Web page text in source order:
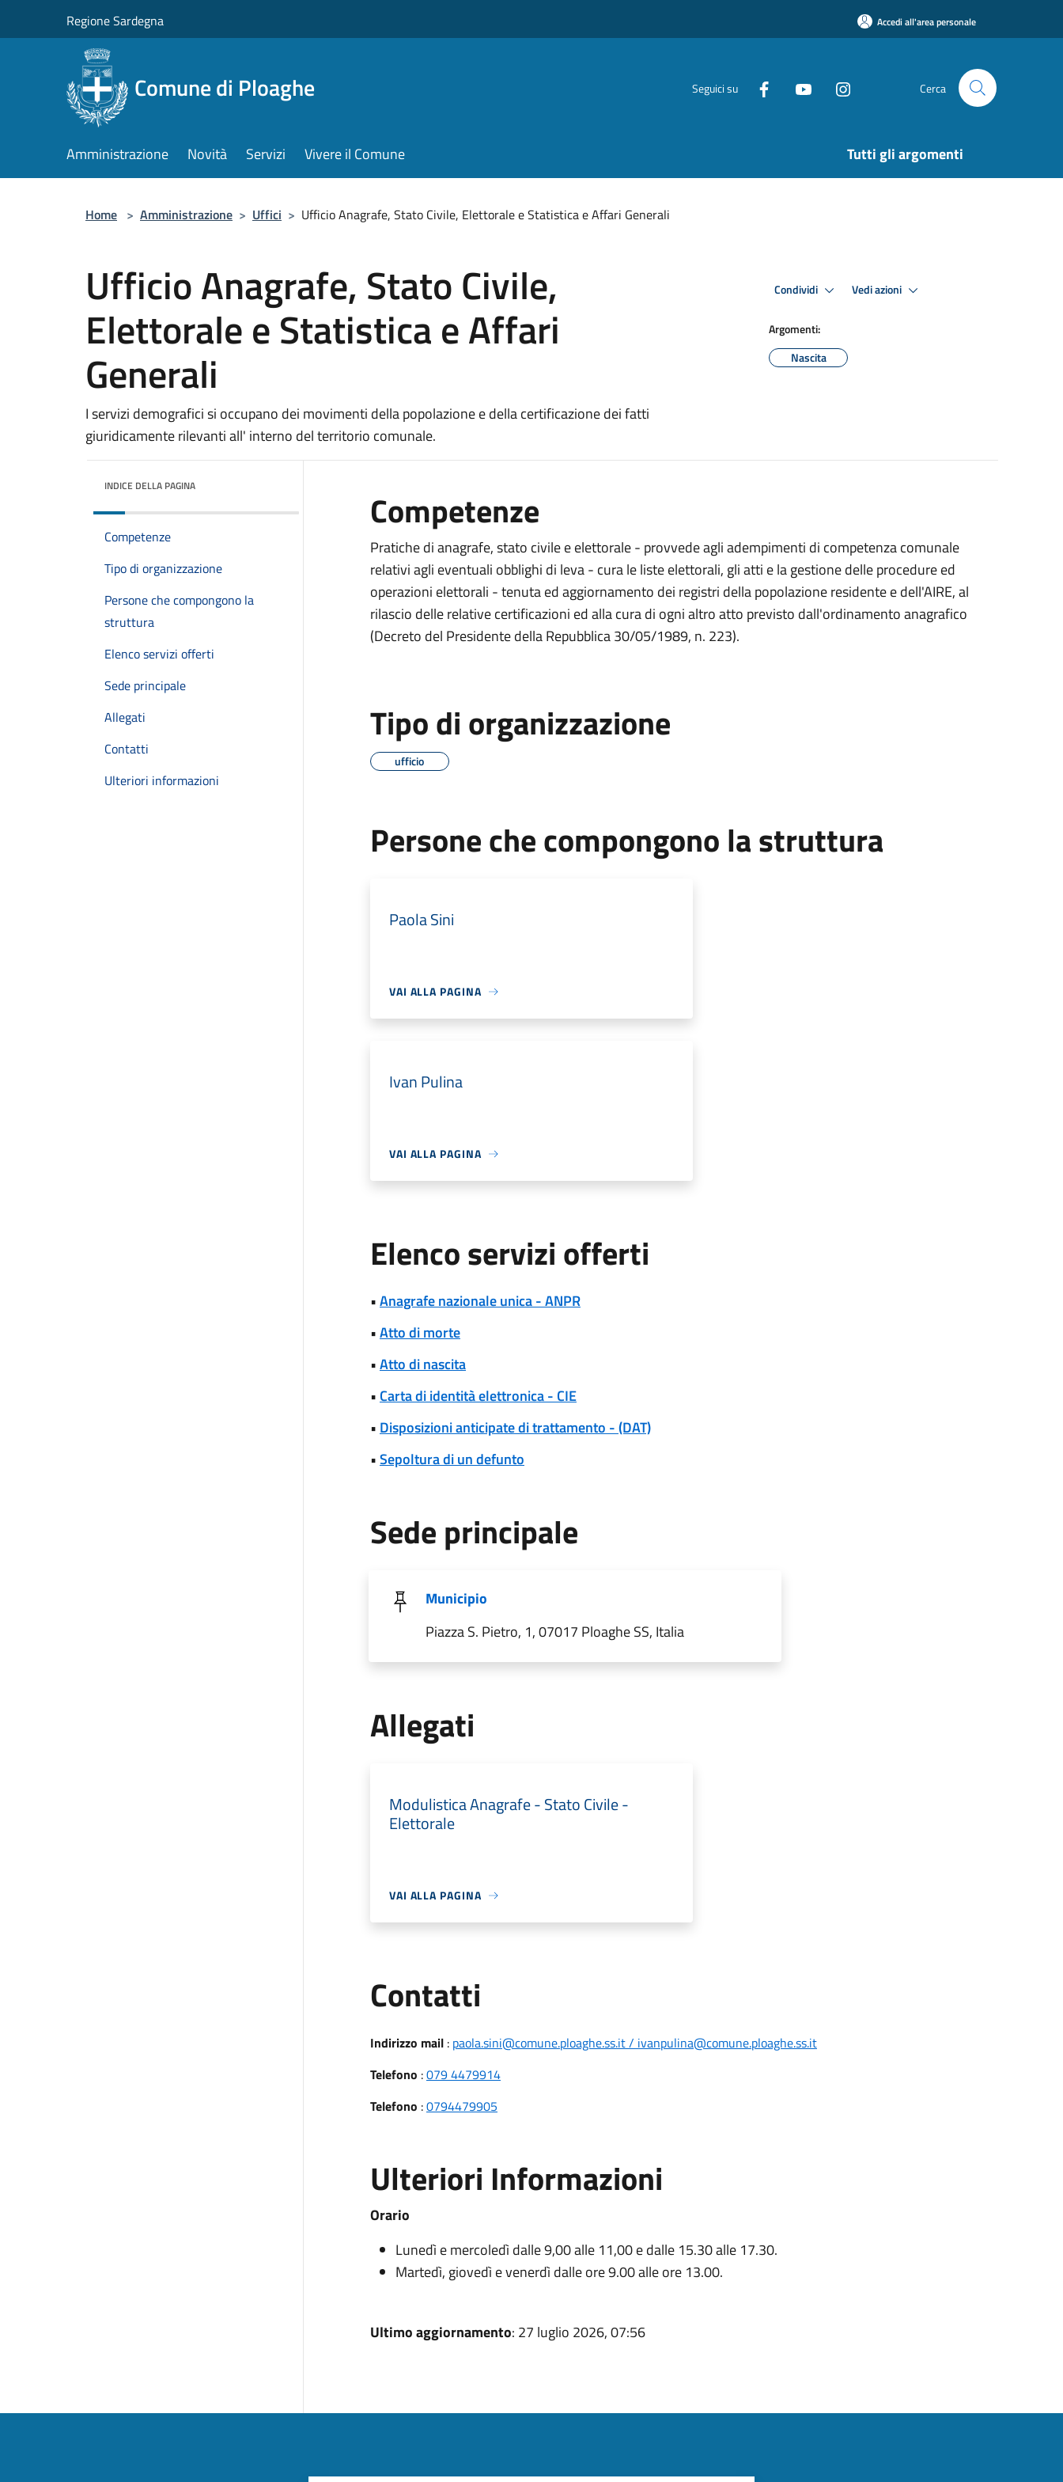
Regione Sardegna Accedi all'area personale
Comune di Ploaghe Seguici su Cerca
Amministrazione Novità Servizi Vivere il Comune Tutti gli argomenti
Home > Amministrazione > Uffici > Ufficio Anagrafe, Stato Civile, Elettorale e Statistica e Affari Generali
Ufficio Anagrafe, Stato Civile,
Elettorale e Statistica e Affari
Generali
I servizi demografici si occupano dei movimenti della popolazione e della certificazione dei fatti
giuridicamente rilevanti all' interno del territorio comunale.
Condividi Vedi azioni
Argomenti:
Nascita
INDICE DELLA PAGINA
Competenze
Tipo di organizzazione
Persone che compongono la
struttura
Elenco servizi offerti
Sede principale
Allegati
Contatti
Ulteriori informazioni
Competenze
Pratiche di anagrafe, stato civile e elettorale - provvede agli adempimenti di competenza comunale
relativi agli eventuali obblighi di leva - cura le liste elettorali, gli atti e la gestione delle procedure ed
operazioni elettorali - tenuta ed aggiornamento dei registri della popolazione residente e dell'AIRE, al
rilascio delle relative certificazioni ed alla cura di ogni altro atto previsto dall'ordinamento anagrafico
(Decreto del Presidente della Repubblica 30/05/1989, n. 223).
Tipo di organizzazione
ufficio
Persone che compongono la struttura
Paola Sini
VAI ALLA PAGINA
Ivan Pulina
VAI ALLA PAGINA
Elenco servizi offerti
•Anagrafe nazionale unica - ANPR
•Atto di morte
•Atto di nascita
• Carta di identità elettronica - CIE
• Disposizioni anticipate di trattamento - (DAT)
•Sepoltura di un defunto
Sede principale
Municipio
Piazza S. Pietro, 1, 07017 Ploaghe SS, Italia
Allegati
Modulistica Anagrafe - Stato Civile -
Elettorale
VAI ALLA PAGINA
Contatti
Indirizzo mail: paola.sini@comune.ploaghe.ss.it / ivanpulina@comune.ploaghe.ss.it
Telefono :079 4479914
Telefono :0794479905
Ulteriori Informazioni
Orario
Lunedì e mercoledì dalle 9,00 alle 11,00 e dalle 15.30 alle 17.30.
Martedì, giovedì e venerdì dalle ore 9.00 alle ore 13.00.
Ultimo aggiornamento: 27 luglio 2026, 07:56